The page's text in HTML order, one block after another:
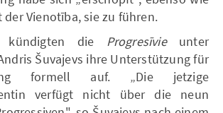
Vienotība, sie zu führen.
die Progresīvieunter
Šuvajevs ihre Unterstützung für
formell auf. „Die jetzige
verfügt nicht über die neun